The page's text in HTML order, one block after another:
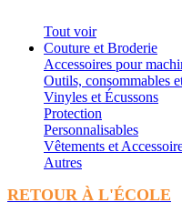
Tout voir
Couture et Broderie
Accessoires pour
Outils, consommables
Vinyles et Écussons
Protection
Personnalisables
Vêtements et
Autres
RETOUR À L'ÉCOLE